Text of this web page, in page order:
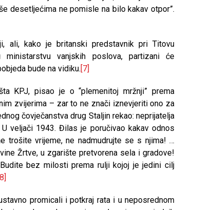
desetljećima ne pomisle na bilo kakav otpor”.
ali, kako je britanski predstavnik pri Titovu
ministarstvu vanjskih poslova, partizani će
bude na vidiku. [7]
KPJ, pisao je o “plemenitoj mržnji” prema
zvijerima – zar to ne znači iznevjeriti ono za
čovječanstva drug Staljin rekao: neprijatelja
veljači 1943. Đilas je poručivao kakav odnos
trošite vrijeme, ne nadmudrujte se s njima! …
Žrtve, u zgarište pretvorena sela i gradove!
bez milosti prema rulji kojoj je jedini cilj
[8]
promicali i potkraj rata i u neposrednom